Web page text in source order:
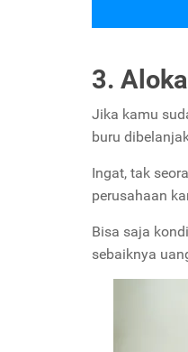
3.
Jika kamu
buru
Ingat, tak
perusahaan
Bisa saja
sebaiknya